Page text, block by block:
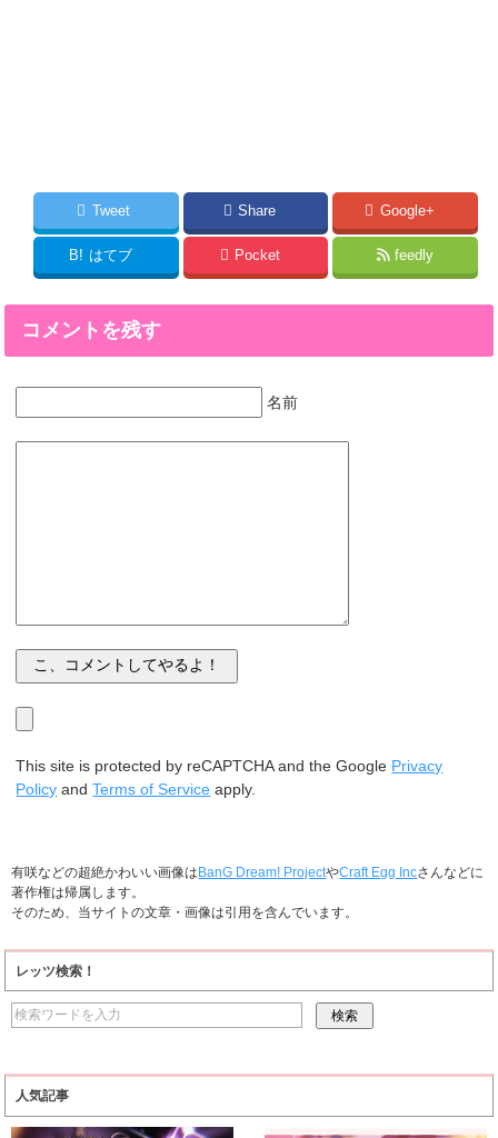
Tweet Share Google+
B! はてブ Pocket feedly
コメントを残す
名前
This site is protected by reCAPTCHA and the Google Privacy
Policy andTerms of Service apply.
有咲などの超絶かわいい画像はBanG Dream! ProjectやCraft Egg Incさんなどに
著作権は帰属します。
そのため、当サイトの文章・画像は引用を含んでいます。
レッツ検索！
人気記事